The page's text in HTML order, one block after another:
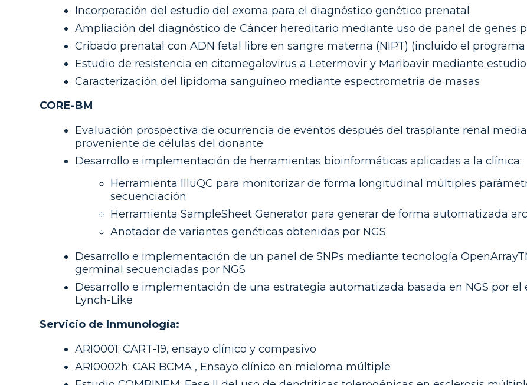
Incorporación del estudio del exoma para el diagnóstico genético prenatal
Ampliación del diagnóstico de Cáncer hereditario mediante uso de panel de genes
Cribado prenatal con ADN fetal libre en sangre materna (NIPT) (incluido el
Estudio de resistencia en citomegalovirus a Letermovir y Maribavir mediante
Caracterización del lipidoma sanguíneo mediante espectrometría de masas
CORE-BM
Evaluación prospectiva de ocurrencia de eventos después del trasplante renal
proveniente de células del donante
Desarrollo e implementación de herramientas bioinformáticas aplicadas a la clínica:
Herramienta IlluQC para monitorizar de forma longitudinal múltiples
secuenciación
Herramienta SampleSheet Generator para generar de forma automatizada
Anotador de variantes genéticas obtenidas por NGS
Desarrollo e implementación de un panel de SNPs mediante tecnología
germinal secuenciadas por NGS
Desarrollo e implementación de una estrategia automatizada basada en NGS por
Lynch-Like
Servicio de Inmunología:
ARI0001: CART-19, ensayo clínico y compasivo
ARI0002h: CAR BCMA , Ensayo clínico en mieloma múltiple